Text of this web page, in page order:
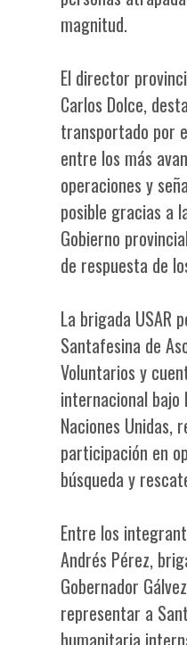
magnitud.
El director
Carlos Dolce,
transportado por
entre los más
operaciones y
posible gracias a
Gobierno
de respuesta de
La brigada USAR
Santafesina de
Voluntarios y
internacional bajo
Naciones Unidas,
participación en
búsqueda y
Entre los
Andrés Pérez,
Gobernador
representar a
humanitaria